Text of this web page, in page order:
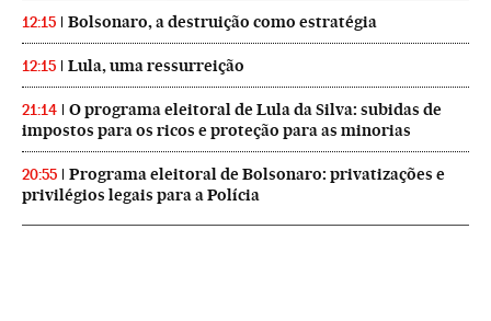
12:15 Bolsonaro, a destruição como estratégia
12:15 Lula, uma ressurreição
21:14
O programa eleitoral de Lula da Silva: subidas de
impostos para os ricos e proteção para as minorias
20:55
Programa eleitoral de Bolsonaro: privatizações e
privilégios legais para a Polícia